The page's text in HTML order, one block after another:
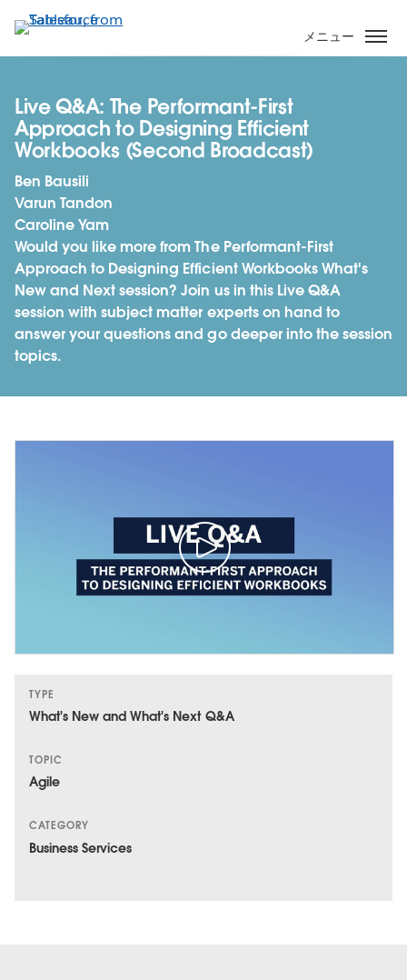
イ
ン
ン
動
メニュー
Live Q&A: The Performant-First
Approach to Designing Efficient
Workbooks (Second Broadcast)
Ben Bausili
Varun Tandon
Caroline Yam
Would you like more from The Performant-First
Approach to Designing Efficient Workbooks What's
New and Next session? Join us in this Live Q&A
session with subject matter experts on hand to
answer your questions and go deeper into the session
topics.
TYPE
What's New and What's Next Q&A
TOPIC
Agile
CATEGORY
Business Services